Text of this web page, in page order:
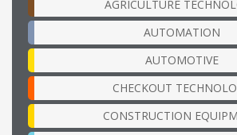
AGRICULTURE
AUTOMATION
AUTOMOTIVE
CHECKOUT
CONSTRUCTION